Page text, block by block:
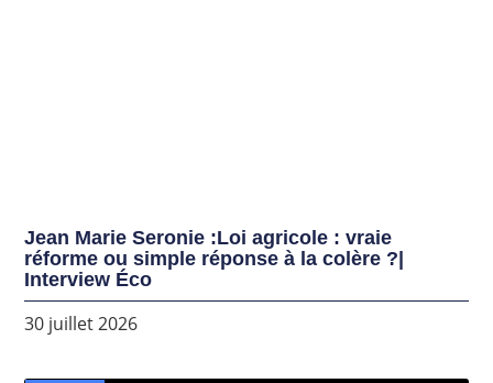
Jean Marie Seronie :Loi agricole : vraie
réforme ou simple réponse à la colère ?|
Interview Éco
30 juillet 2026